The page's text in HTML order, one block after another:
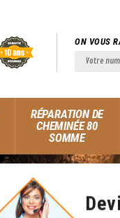
ON VOUS
RÉPARATION DE
CHEMINÉE 80
SOMME